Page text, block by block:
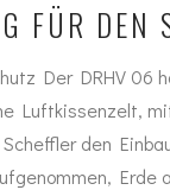
FÜR DEN
Der DRHV 06
Luftkissenzelt,
den
Erde